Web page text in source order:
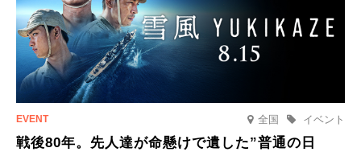
全国 イベント
戦後80年。先人達が命懸けで遺した”普通の日